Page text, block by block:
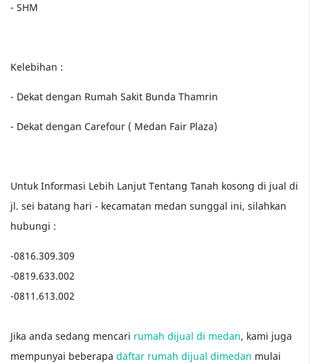
- SHM
Kelebihan :
- Dekat dengan Rumah Sakit Bunda Thamrin
- Dekat dengan Carefour ( Medan Fair Plaza)
Untuk Informasi Lebih Lanjut Tentang Tanah kosong di jual di
jl. sei batang hari - kecamatan medan sunggal ini, silahkan
hubungi :
-0816.309.309
-0819.633.002
-0811.613.002
Jika anda sedang mencari rumah dijual di medan, kami juga
mempunyai beberapa daftar rumah dijual dimedan mulai